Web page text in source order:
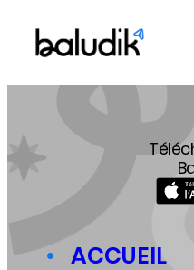
ACCUEIL